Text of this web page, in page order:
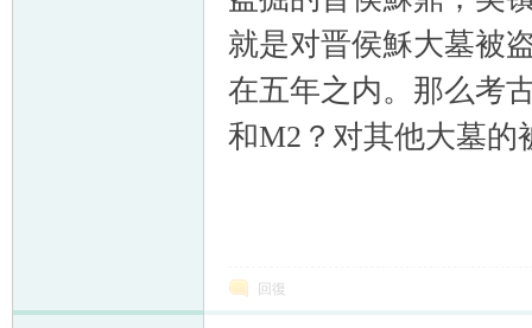
就是对晋侯穌大墓被
在五年之内。那么考
和M2？对其他大墓的
回復